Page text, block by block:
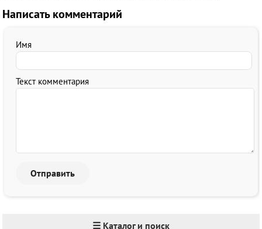
Написать комментарий
Имя
Текст комментария
☰ Каталог и поиск